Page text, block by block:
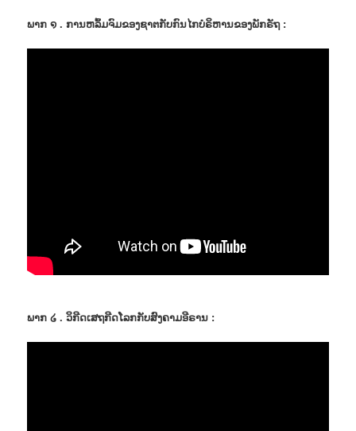
ພາກ ໑ . ການຫລົ້ມຈົມຂອງຊາຕກັບກົນໄກບໍຣິຫານຂອງພັກຣັຖ :
ພາກ ໒ . ວິກີດເສຖກີດໂລກກັບສົງຄາມອີຣານ :